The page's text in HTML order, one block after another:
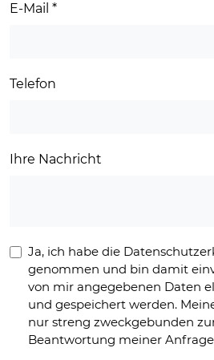
E-Mail *
Telefon
Ihre Nachricht
Ja, ich habe die
genommen und bin damit
von mir angegebenen Daten
und gespeichert werden.
nur streng zweckgebunden
Beantwortung meiner